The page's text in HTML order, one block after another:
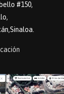
#150,